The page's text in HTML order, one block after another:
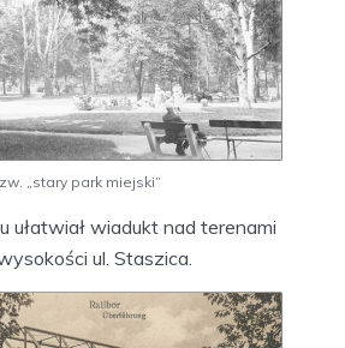
„stary park miejski”
ułatwiał wiadukt nad terenami
ul. Staszica.